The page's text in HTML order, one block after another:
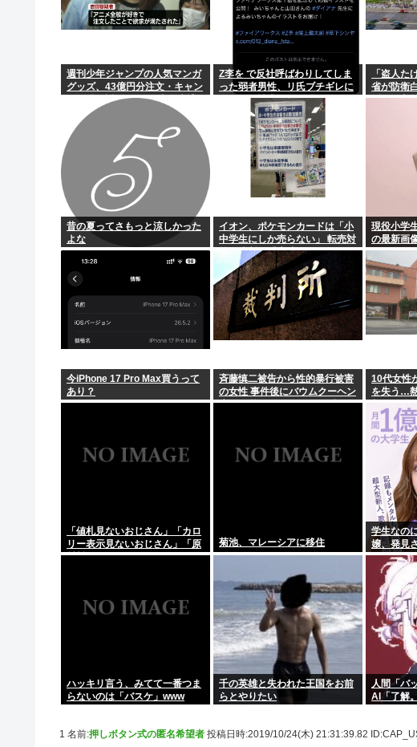
米軍 迎撃ミサイル備蓄 イラン戦闘前の5分の1に
BYD、地方を軽EVの主戦場に 給油所半減で揺らぐ「国民車」
週刊少年ジャンプの人気マンガ
グッズ、43億円分注文・キャン
セル繰り返したか 32歳女逮捕
「注文したことで欲求が満たさ
れた」
Z李を で反社呼ばわりしてしま
った弱者男性、リ氏ブチギレに
より開示請求へ
「盗人た
省が防衛
型軍国主
昔の夏ってさもっと涼しかった
よな
イオン、ポケモンカードは「小
中学生にしか売らない」 転売対
策の決断が「素晴らしい」
現役小学
の最新画
今iPhone 17 Pro Max買うって
あり？
斉藤慎二被告から性的暴行被害
の女性 事件後にバウムクーヘン
店を経営やTikTokでライブ配信
10代女性
を失う…
「値札見ないおじさん」「カロ
リー表示見ないおじさん」「原
材料見ないおじさん」まさかお
菊池、マレーシアに移住
学生なの
嬢、発見
ハッキリ言う、みてて一番つま
らないのは「バスケ」www
千の英雄と失われた王国をお前
らとやりたい
人間「バ
AI「了解
1 名前:押しボタン式の匿名希望者 投稿日時:2019/10/24(木) 21:31:39.82